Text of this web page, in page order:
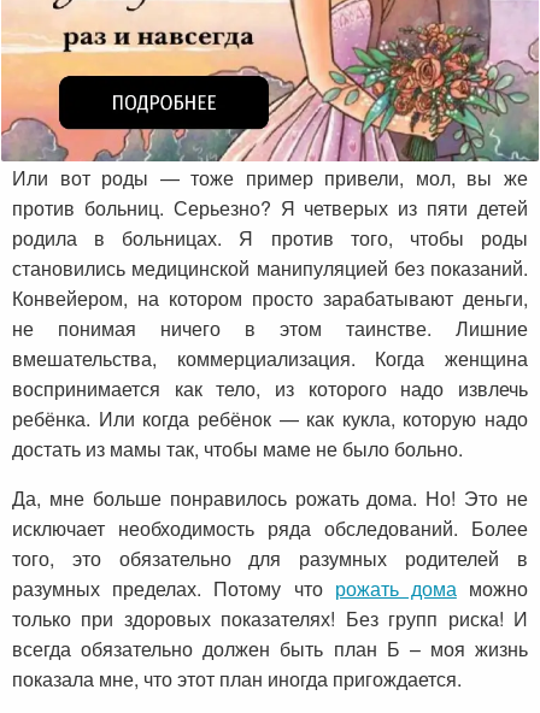
Или вот роды — тоже пример привели, мол, вы же
против больниц. Серьезно? Я четверых из пяти детей
родила в больницах. Я против того, чтобы роды
становились медицинской манипуляцией без показаний.
Конвейером, на котором просто зарабатывают деньги,
не понимая ничего в этом таинстве. Лишние
вмешательства, коммерциализация. Когда женщина
воспринимается как тело, из которого надо извлечь
ребёнка. Или когда ребёнок — как кукла, которую надо
достать из мамы так, чтобы маме не было больно.
Да, мне больше понравилось рожать дома. Но! Это не
исключает необходимость ряда обследований. Более
того, это обязательно для разумных родителей в
разумных пределах. Потому что рожать домаможно
только при здоровых показателях! Без групп риска! И
всегда обязательно должен быть план Б – моя жизнь
показала мне, что этот план иногда пригождается.